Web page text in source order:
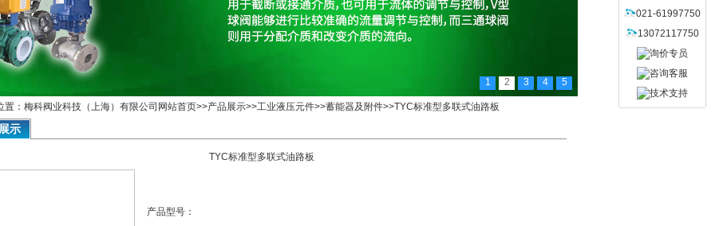
1 2 3 4 5
021-61997750
13072117750
置：梅科阀业科技（上海）有限公司网站首页>>产品展示>>工业液压元件>>蓄能器及附件>>TYC标准型多联式油路板
示
TYC标准型多联式油路板
产品型号：